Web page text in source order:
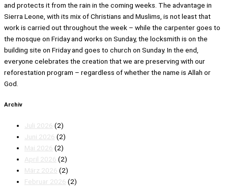
and protects it from the rain in the coming weeks. The advantage in
Sierra Leone, with its mix of Christians and Muslims, is not least that
work is carried out throughout the week – while the carpenter goes to
the mosque on Friday and works on Sunday, the locksmith is on the
building site on Friday and goes to church on Sunday. In the end,
everyone celebrates the creation that we are preserving with our
reforestation program – regardless of whether the name is Allah or
God.
Archiv
Juli 2026 (2)
Juni 2026 (2)
Mai 2026 (2)
April 2026 (2)
März 2026 (2)
Februar 2026 (2)